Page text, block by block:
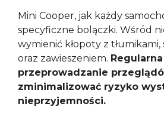
Mini Cooper, jak każdy
specyficzne bolączki. Wśród
wymienić kłopoty z tłumikami,
oraz zawieszeniem.
przeprowadzanie
zminimalizować ryzyko
nieprzyjemności.